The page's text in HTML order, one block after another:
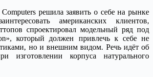
решила заявить о себе на рынке
американских клиентов,
спроектировал модельный ряд под
который должен привлечь к себе не
но и внешним видом. Речь идёт об
изготовлении корпуса натурального